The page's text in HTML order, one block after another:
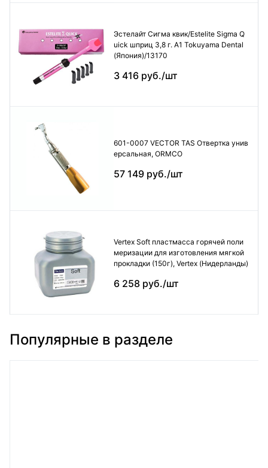
Эстелайт Сигма квик/Estelite Sigma Q
uick шприц 3,8 г. А1 Tokuyama Dental
(Япония)/13170
3 416 руб./шт
601-0007 VECTOR TAS Отвертка унив
ерсальная, ORMCO
57 149 руб./шт
Vertex Soft пластмасса горячей поли
меризации для изготовления мягкой
прокладки (150г), Vertex (Нидерланды)
6 258 руб./шт
Популярные в разделе